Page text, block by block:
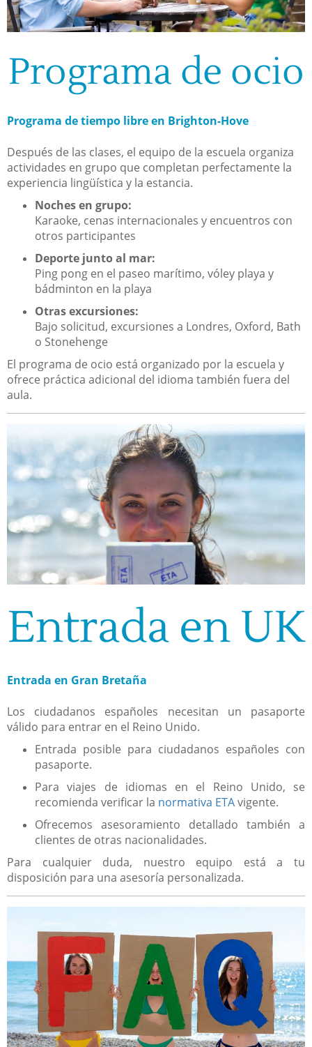
Programa de ocio
Programa de tiempo libre en Brighton-Hove
Después de las clases, el equipo de la escuela organiza
actividades en grupo que completan perfectamente la
experiencia lingüística y la estancia.
Noches en grupo:
Karaoke, cenas internacionales y encuentros con
otros participantes
Deporte junto al mar:
Ping pong en el paseo marítimo, vóley playa y
bádminton en la playa
Otras excursiones:
Bajo solicitud, excursiones a Londres, Oxford, Bath
o Stonehenge
El programa de ocio está organizado por la escuela y
ofrece práctica adicional del idioma también fuera del
aula.
Entrada en UK
Entrada en Gran Bretaña
Los ciudadanos españoles necesitan un pasaporte
válido para entrar en el Reino Unido.
Entrada posible para ciudadanos españoles con
pasaporte.
Para viajes de idiomas en el Reino Unido, se
recomienda verificar la normativa ETAvigente.
Ofrecemos asesoramiento detallado también a
clientes de otras nacionalidades.
Para cualquier duda, nuestro equipo está a tu
disposición para una asesoría personalizada.